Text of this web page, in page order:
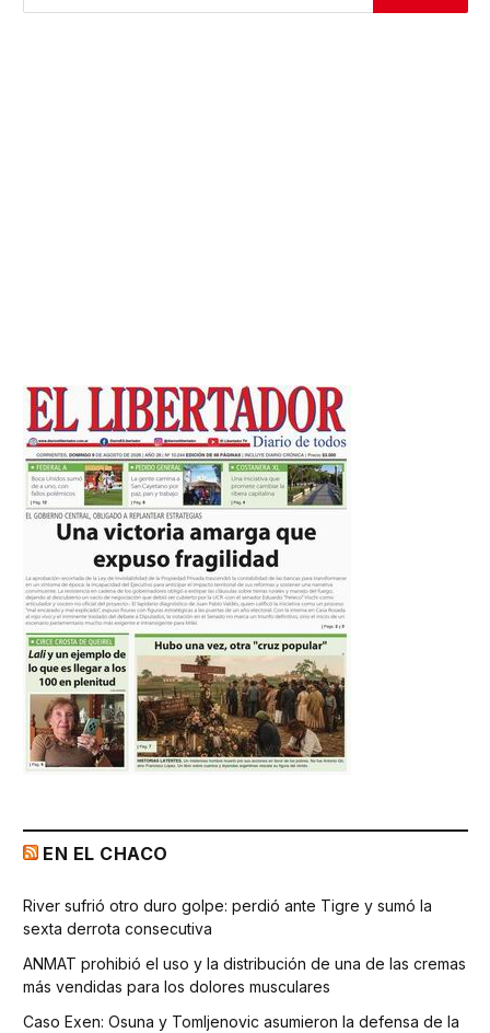
EN EL CHACO
River sufrió otro duro golpe: perdió ante Tigre y sumó la
sexta derrota consecutiva
ANMAT prohibió el uso y la distribución de una de las cremas
más vendidas para los dolores musculares
Caso Exen: Osuna y Tomljenovic asumieron la defensa de la